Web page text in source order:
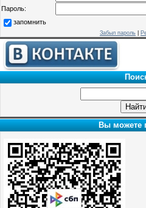
Пароль:
запомнить
Забыл пароль
Вы можете